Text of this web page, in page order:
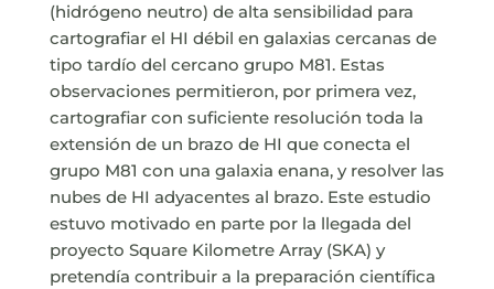
(hidrógeno neutro) de alta sensibilidad para
cartografiar el HI débil en galaxias cercanas de
tipo tardío del cercano grupo M81. Estas
observaciones permitieron, por primera vez,
cartografiar con suficiente resolución toda la
extensión de un brazo de HI que conecta el
grupo M81 con una galaxia enana, y resolver las
nubes de HI adyacentes al brazo. Este estudio
estuvo motivado en parte por la llegada del
proyecto Square Kilometre Array (SKA) y
pretendía contribuir a la preparación científica